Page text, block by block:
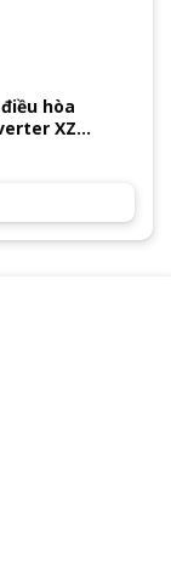
hòa
XZ